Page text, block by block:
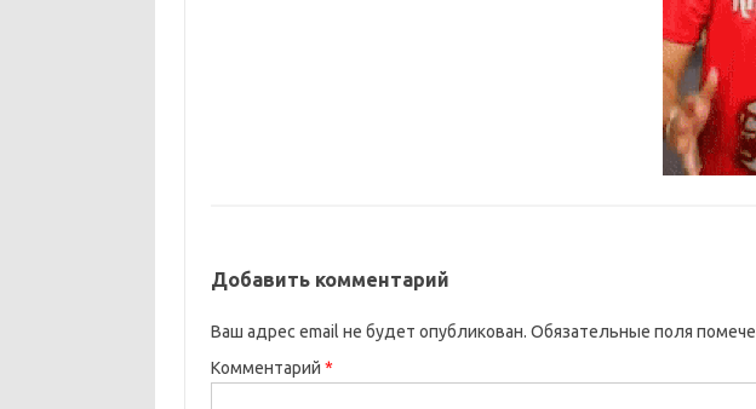
Добавить комментарий
Ваш адрес email не будет опубликован. Обязательные поля
Комментарий *